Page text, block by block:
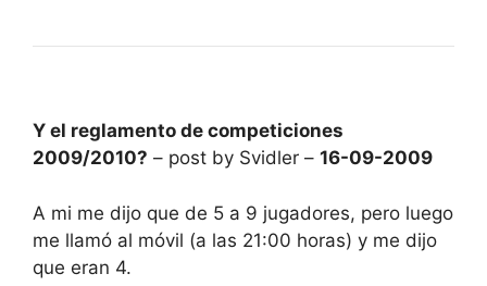
Y el reglamento de competiciones
2009/2010? – post by Svidler – 16-09-2009
A mi me dijo que de 5 a 9 jugadores, pero luego
me llamó al móvil (a las 21:00 horas) y me dijo
que eran 4.